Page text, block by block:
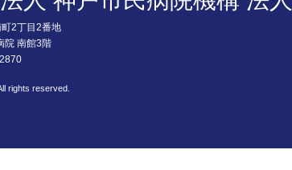
2丁目2番地
院 南館3階
rights reserved.